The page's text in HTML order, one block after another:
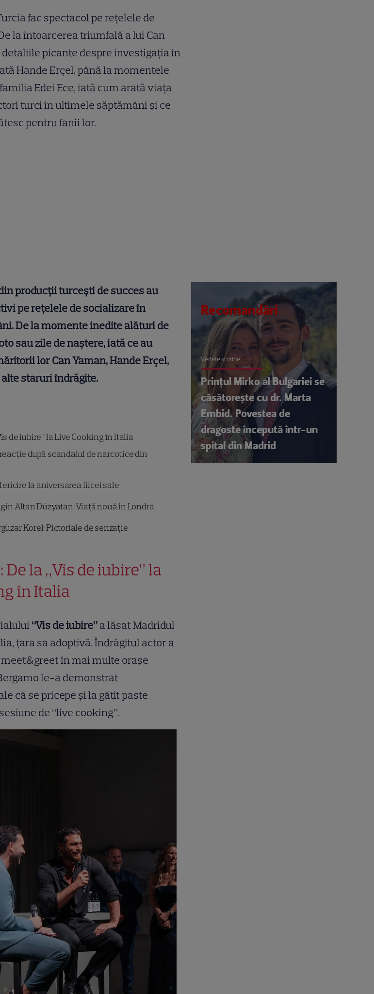
fac spectacol pe rețelele de
la întoarcerea triumfală a lui Can
picante despre investigația în
Hande Erçel, până la momentele
Edei Ece, iată cum arată viața
turci în ultimele săptămâni și ce
pentru fanii lor.
producții turcești de succes au
pe rețelele de socializare în
De la momente inedite alături de
sau zile de naștere, iată ce au
lor Can Yaman, Hande Erçel,
staruri îndrăgite.
de iubire” la Live Cooking în Italia
după scandalul de narcotice din
la aniversarea fiicei sale
Altan Düzyatan: Viață nouă în Londra
Korel: Pictoriale de senzație
De la „Vis de iubire” la
în Italia
“Vis de iubire”a lăsat Madridul
țara sa adoptivă. Îndrăgitul actor a
în mai multe orașe
le-a demonstrat
că se pricepe și la gătit paste
de “live cooking”.
Recomandări
Vedete străine
Prințul Mirko al Bulgariei se
căsătorește cu dr. Marta
Embid. Povestea de
dragoste începută într-un
spital din Madrid